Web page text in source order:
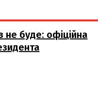
не буде: офіційна